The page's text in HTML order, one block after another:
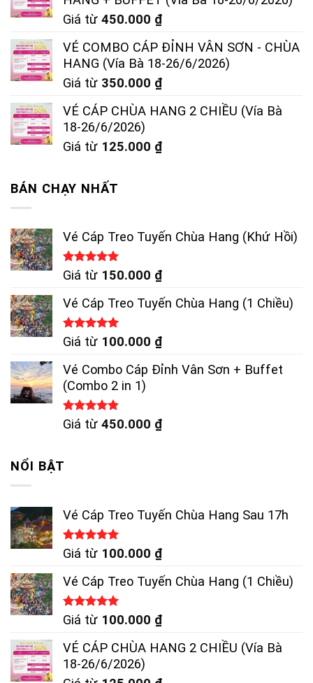
Giá từ 450.000 ₫
VÉ COMBO CÁP ĐỈNH VÂN SƠN - CHÙA
HANG (Vía Bà 18-26/6/2026)
Giá từ 350.000 ₫
VÉ CÁP CHÙA HANG 2 CHIỀU (Vía Bà
18-26/6/2026)
Giá từ 125.000 ₫
BÁN CHẠY NHẤT
Vé Cáp Treo Tuyến Chùa Hang (Khứ Hồi)
Được xếp
5 sao
Giá từ 150.000 ₫
Vé Cáp Treo Tuyến Chùa Hang (1 Chiều)
Được xếp
5 sao
Giá từ 100.000 ₫
Vé Combo Cáp Đỉnh Vân Sơn + Buffet
(Combo 2 in 1)
Được xếp
Giá từ 450.000 ₫
NỔI BẬT
Vé Cáp Treo Tuyến Chùa Hang Sau 17h
Được xếp
hạng5.00
Giá từ 100.000 ₫
Vé Cáp Treo Tuyến Chùa Hang (1 Chiều)
Được xếp
hạng5.00
5 sao
Giá từ 100.000 ₫
VÉ CÁP CHÙA HANG 2 CHIỀU (Vía Bà
18-26/6/2026)